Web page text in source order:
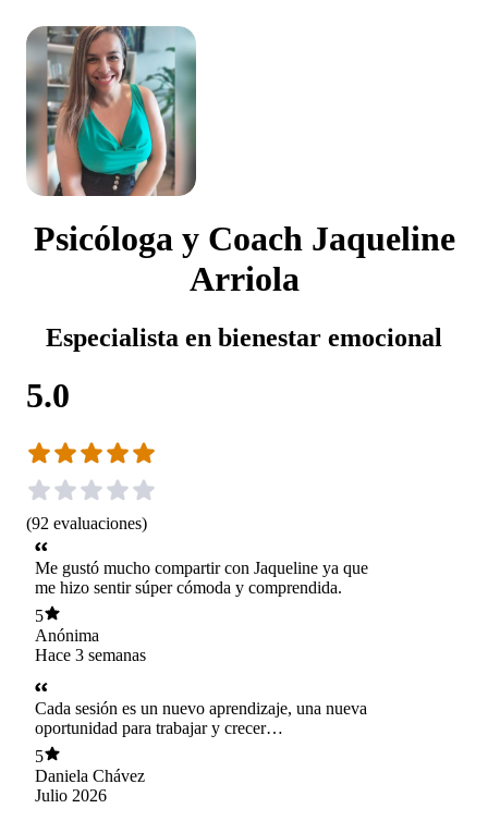
Psicóloga y Coach Jaqueline
Arriola
Especialista en bienestar emocional
5.0
(92 evaluaciones)
Me gustó mucho compartir con Jaqueline ya que
me hizo sentir súper cómoda y comprendida.
5
Anónima
Hace 3 semanas
Cada sesión es un nuevo aprendizaje, una nueva
oportunidad para trabajar y crecer
personalmente para mí bienestar. Agradezco a
Jaque el apoyo en este camino.
5
Daniela Chávez
Julio 2026